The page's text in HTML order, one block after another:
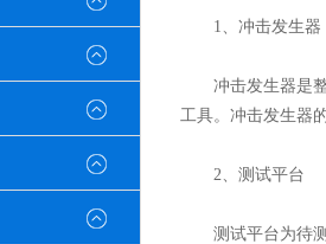
1、冲击发生器
冲击发生器是整
工具。冲击发生器
2、测试平台
测试平台为待测